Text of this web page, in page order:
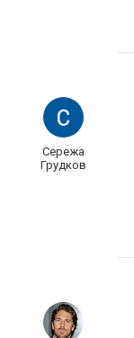
Сережа
Грудков